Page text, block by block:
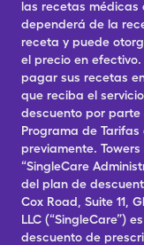
las recetas médicas
dependerá de la
receta y puede
el precio en
pagar sus recetas
que reciba el
descuento por
Programa de
previamente.
“SingleCare
del plan de
Cox Road, Suite 11,
LLC (“SingleCare”)
descuento de